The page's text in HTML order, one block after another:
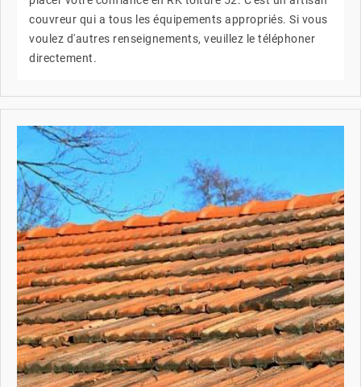
couvreur qui a tous les équipements appropriés. Si vous
voulez d'autres renseignements, veuillez le téléphoner
directement.